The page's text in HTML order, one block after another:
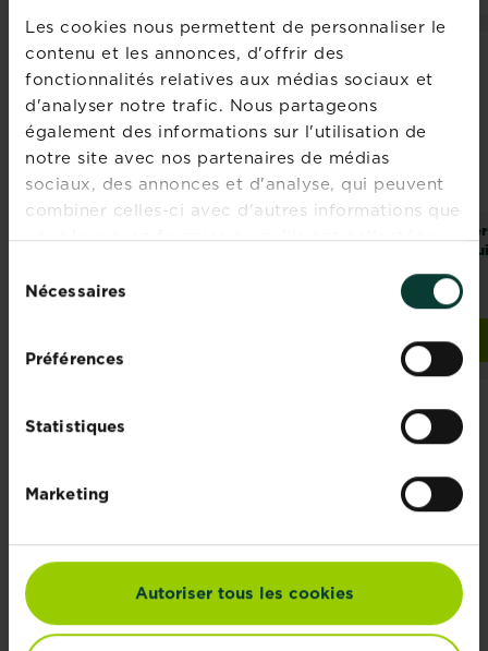
Les cookies nous permettent de personnaliser le
contenu et les annonces, d'offrir des
fonctionnalités relatives aux médias sociaux et
d'analyser notre trafic. Nous partageons
également des informations sur l'utilisation de
notre site avec nos partenaires de médias
sociaux, des annonces et d'analyse, qui peuvent
combiner celles-ci avec d'autres informations que
vous leur avez fournies ou qu'ils ont collectées
duNécessaires
Préférences
Statistiques
Marketing
Autoriser tous les cookies
maison et
Naturen® Mini-pièges jaunes pour plantes de la
Fertiligène
MALADIES COURANTES DES
PLANTES
Explore all diseases
Types de plantes